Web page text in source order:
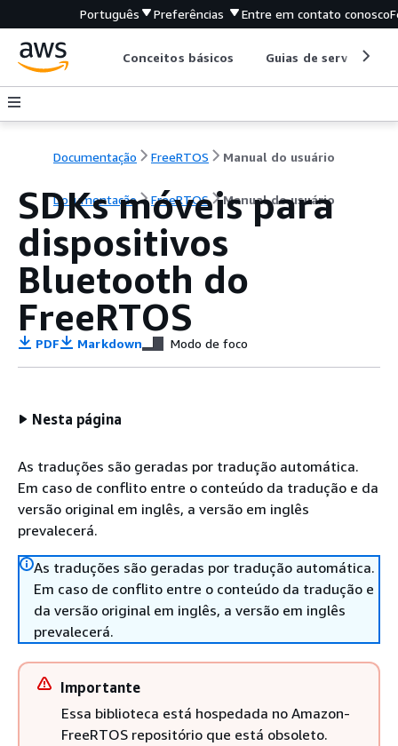
Português Preferências Entre em contato conosco
Conceitos básicos Guias de serviço
Documentação FreeRTOS Manual do usuário
Documentação FreeRTOS Manual do usuário
SDKs móveis para
dispositivos
Bluetooth do
FreeRTOS
PDF Markdown Modo de foco
Nesta página
As traduções são geradas por tradução automática.
Em caso de conflito entre o conteúdo da tradução e da
versão original em inglês, a versão em inglês
prevalecerá.
As traduções são geradas por tradução automática.
Em caso de conflito entre o conteúdo da tradução e
da versão original em inglês, a versão em inglês
prevalecerá.
Importante
Essa biblioteca está hospedada no Amazon-
FreeRTOS repositório que está obsoleto.